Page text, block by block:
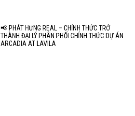
📢 PHÁT HƯNG REAL – CHÍNH THỨC TRỞ
THÀNH ĐẠI LÝ PHÂN PHỐI CHÍNH THỨC DỰ ÁN
ARCADIA AT LAVILA